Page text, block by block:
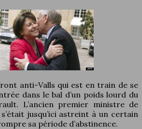
anti-Valls qui est en train de se
dans le bal d’un poids lourd du
L’ancien premier ministre de
jusqu’ici astreint à un certain
sa période d’abstinence.